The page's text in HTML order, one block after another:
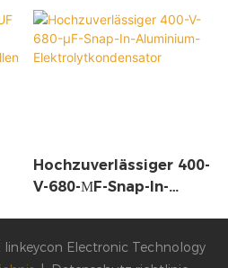
Hochzuverlässiger 400-
V-680-ΜF-Snap-In-
Electronic Technology